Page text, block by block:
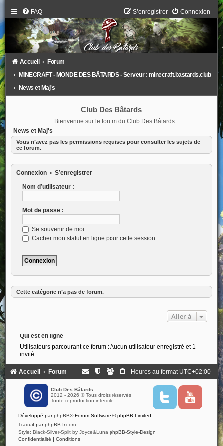
FAQ Connexion
S’enregistrer
Accueil
Forum
MINECRAFT - MONDE DES BÂTARDS - Serveur : minecraft.bastards.club
News et Maj's
Club Des Bâtards
Bienvenue sur le forum du Club Des Bâtards
News et Maj's
Vous n’avez pas les permissions requises pour consulter les sujets de
ce forum.
Connexion• S’enregistrer
Nom d’utilisateur :
Mot de passe :
Se souvenir de moi
Cacher mon statut en ligne pour cette session
Cette catégorie n’a pas de forum.
Aller à
Qui est en ligne
Utilisateurs parcourant ce forum : Aucun utilisateur enregistré et 1
invité
Accueil Forum Heures au format UTC+02:00
Club Des Bâtards
2012 - 2026 © Tous droits réservés
Toute reproduction interdite
T
i
Y
u
Développé parphpBB® Forum Software © phpBB Limited
Traduit parphpBB-fr.com
Style: Black-Silver-Split by Joyce&Luna phpBB-Style-Design
Confidentialité | Conditions